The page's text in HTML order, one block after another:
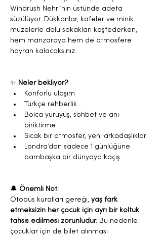
Windrush Nehri’nin üstünde adeta
süzülüyor. Dükkanlar, kafeler ve minik
müzelerle dolu sokakları keşfederken,
hem manzaraya hem de atmosfere
hayran kalacaksınız.
✨ Neler bekliyor?
Konforlu ulaşım
Türkçe rehberlik
Bolca yürüyüş, sohbet ve anı
biriktirme
Sıcak bir atmosfer, yeni arkadaşlıklar
Londra’dan sadece 1 günlüğüne
bambaşka bir dünyaya kaçış
🔔 Önemli Not:
Otobüs kuralları gereği, yaş fark
etmeksizin her çocuk için ayrı bir koltuk
tahsis edilmesi zorunludur. Bu nedenle
çocuklar için de bilet alınması